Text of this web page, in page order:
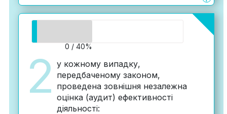
2
0 / 40%
у кожному випадку,
передбаченому законом,
проведена зовнішня незалежна
оцінка (аудит) ефективності
діяльності: